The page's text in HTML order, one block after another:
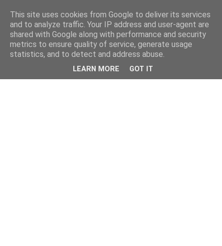
This site uses cookies from Google to deliver its services
and to analyze traffic. Your IP address and user-agent are
shared with Google along with performance and security
metrics to ensure quality of service, generate usage
statistics, and to detect and address abuse.
LEARN MORE GOT IT